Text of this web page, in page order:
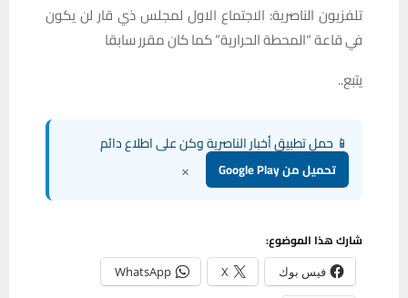
تلفزيون الناصرية: الاجتماع الاول لمجلس ذي قار لن يكون
في قاعة “المحطة الحرارية” كما كان مقرر سابقا
يتبع..
📱 حمل تطبيق أخبار الناصرية وكن على اطلاع دائم
تحميل من Google Play ×
شارك هذا الموضوع:
فيس بوك X
WhatsApp